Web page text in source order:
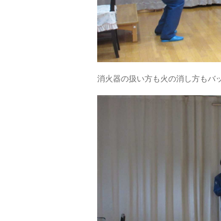
消火器の扱い方も火の消し方もバ